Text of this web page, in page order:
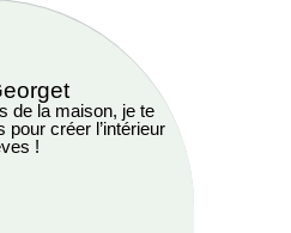
de la maison, je te
créer l’intérieur
!